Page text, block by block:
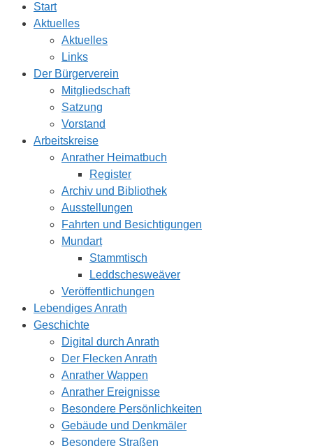
Start
Aktuelles
Aktuelles
Links
Der Bürgerverein
Mitgliedschaft
Satzung
Vorstand
Arbeitskreise
Anrather Heimatbuch
Register
Archiv und Bibliothek
Ausstellungen
Fahrten und Besichtigungen
Mundart
Stammtisch
Leddschesweäver
Veröffentlichungen
Lebendiges Anrath
Geschichte
Digital durch Anrath
Der Flecken Anrath
Anrather Wappen
Anrather Ereignisse
Besondere Persönlichkeiten
Gebäude und Denkmäler
Besondere Straßen